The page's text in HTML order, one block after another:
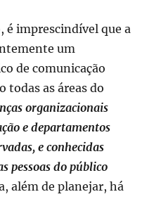
é imprescindível que a
um
de comunicação
todas as áreas do
organizacionais
e departamentos
e conhecidas
pessoas do público
além de planejar, há